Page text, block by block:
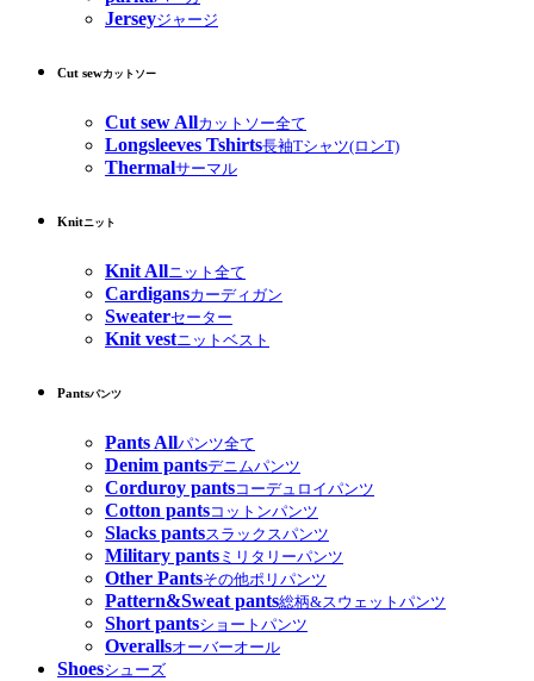
Jerseyジャージ
Cut sewカットソー
Cut sew Allカットソー全て
Longsleeves Tshirts長袖Tシャツ(ロンT)
Thermalサーマル
Knitニット
Knit Allニット全て
Cardigansカーディガン
Sweaterセーター
Knit vestニットベスト
Pantsパンツ
Pants Allパンツ全て
Denim pantsデニムパンツ
Corduroy pantsコーデュロイパンツ
Cotton pantsコットンパンツ
Slacks pantsスラックスパンツ
Military pants ミリタリーパンツ
Other Pantsその他ポリパンツ
Pattern&Sweat pants総柄&スウェットパンツ
Short pantsショートパンツ
Overallsオーバーオール
Shoesシューズ